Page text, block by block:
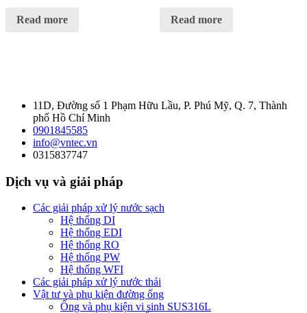
Read more Read more
11D, Đường số 1 Phạm Hữu Lầu, P. Phú Mỹ, Q. 7, Thành
phố Hồ Chí Minh
0901845585
info@vntec.vn
0315837747
Dịch vụ và giải pháp
Các giải pháp xử lý nước sạch
Hệ thống DI
Hệ thống EDI
Hệ thống RO
Hệ thống PW
Hệ thống WFI
Các giải pháp xử lý nước thải
Vật tư và phụ kiện đường ống
Ống và phụ kiện vi sinh SUS316L